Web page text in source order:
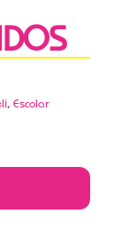
, Escolar